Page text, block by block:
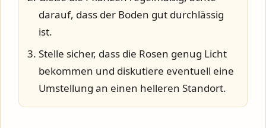
darauf, dass der Boden gut durchlässig
ist.
Stelle sicher, dass die Rosen genug Licht
bekommen und diskutiere eventuell eine
Umstellung an einen helleren Standort.